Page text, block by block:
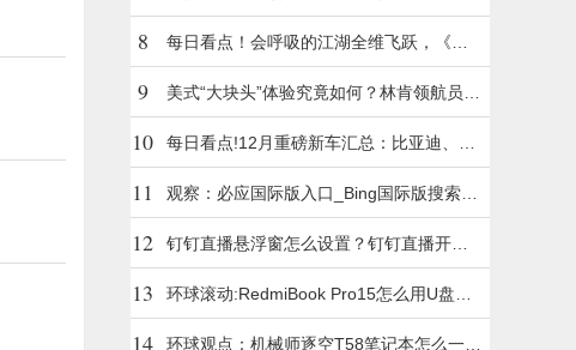
业学院地址在哪?
8
每日看点！会呼吸的江湖全维飞跃，《逆
水寒》颠覆网游刻板认知
9
美式“大块头”体验究竟如何？林肯领航员真
的有些不一样
10
每日看点!12月重磅新车汇总：比亚迪、宝
马、本田领衔 你挺谁？
11
观察：必应国际版入口_Bing国际版搜索引
擎入口
12
钉钉直播悬浮窗怎么设置？钉钉直播开启
悬浮窗的方法
13
环球滚动:RedmiBook Pro15怎么用U盘重
装？RedmiBook Pro15使用U盘重装系统的
方法
14
环球观点：机械师逐空T58笔记本怎么一键